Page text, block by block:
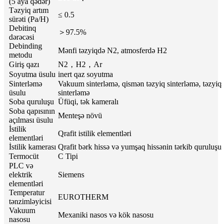
Təzyiq artım
sürəti (Pa/H)
≤ 0.5
Debitinq
dərəcəsi
＞97.5%
Debinding
metodu
Mənfi təzyiqdə N2, atmosferdə H2
Giriş qazı
N2，H2，Ar
Soyutma üsulu inert qaz soyutma
Sinterləmə
üsulu
Vakuum sinterləmə, qismən təzyiq sinterləmə,
sinterləmə
Soba quruluşu Üfüqi, tək kameralı
Soba qapısının
açılması üsulu
Menteşə növü
İstilik
elementləri
Qrafit istilik elementləri
İstilik kamerası Qrafit bərk hissə və yumşaq hissənin tərkib quruluşu
Termocüt
C Tipi
PLC və
elektrik
elementləri
Siemens
Temperatur
tənzimləyicisi
EUROTHERM
Vakuum
nasosu
Mexaniki nasos və kök nasosu